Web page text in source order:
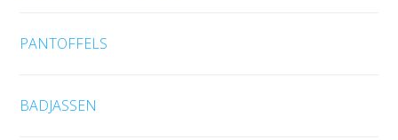
PANTOFFELS
BADJASSEN